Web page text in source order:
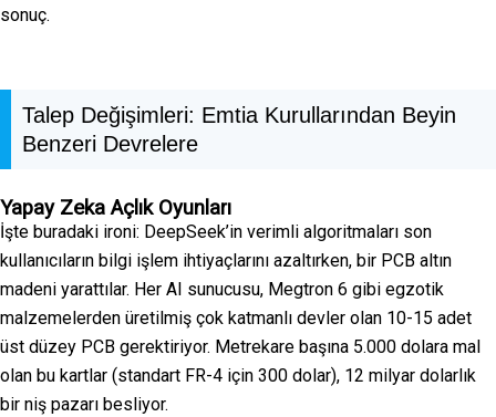
sonuç.
Talep Değişimleri: Emtia Kurullarından Beyin
Benzeri Devrelere
Yapay Zeka Açlık Oyunları
İşte buradaki ironi: DeepSeek’in verimli algoritmaları son
kullanıcıların bilgi işlem ihtiyaçlarını azaltırken, bir PCB altın
madeni yarattılar. Her AI sunucusu, Megtron 6 gibi egzotik
malzemelerden üretilmiş çok katmanlı devler olan 10-15 adet
üst düzey PCB gerektiriyor. Metrekare başına 5.000 dolara mal
olan bu kartlar (standart FR-4 için 300 dolar), 12 milyar dolarlık
bir niş pazarı besliyor.